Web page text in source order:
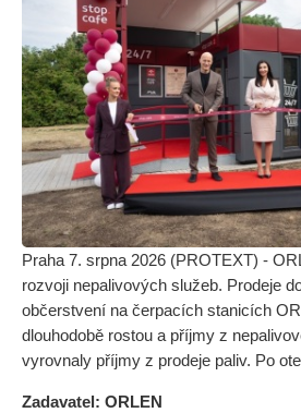
Praha 7. srpna 2026 (PROTEXT) -
rozvoji nepalivových služeb. Prodeje
občerstvení na čerpacích stanicích
dlouhodobě rostou a příjmy z
vyrovnaly příjmy z prodeje paliv. Po
Zadavatel: ORLEN